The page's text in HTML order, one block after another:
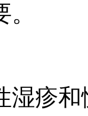
湿疹